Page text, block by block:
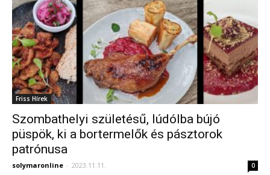
Friss Hírek
Szombathelyi születésű, lúdólba bújó
püspök, ki a bortermelők és pásztorok
patrónusa
solymaronline - 2023.11.11. 0